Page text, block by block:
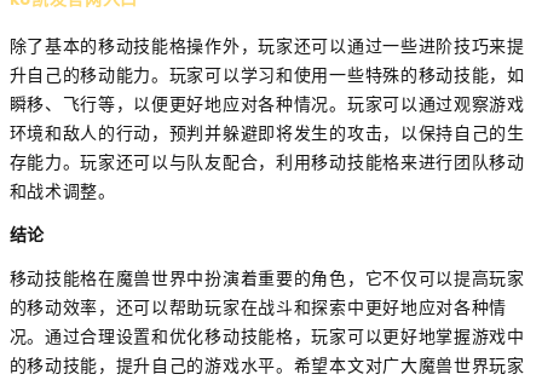
除了基本的移动技能格操作外，玩家还可以通过一些进阶技巧来提
升自己的移动能力。玩家可以学习和使用一些特殊的移动技能，如
瞬移、飞行等，以便更好地应对各种情况。玩家可以通过观察游戏
环境和敌人的行动，预判并躲避即将发生的攻击，以保持自己的生
存能力。玩家还可以与队友配合，利用移动技能格来进行团队移动
和战术调整。
结论
移动技能格在魔兽世界中扮演着重要的角色，它不仅可以提高玩家
的移动效率，还可以帮助玩家在战斗和探索中更好地应对各种情
况。通过合理设置和优化移动技能格，玩家可以更好地掌握游戏中
的移动技能，提升自己的游戏水平。希望本文对广大魔兽世界玩家